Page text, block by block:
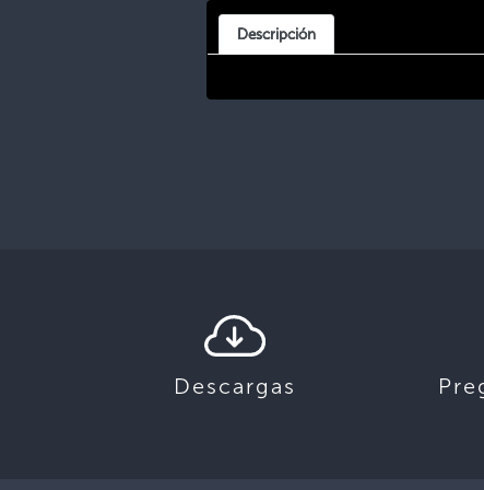
Descripción
Descargas